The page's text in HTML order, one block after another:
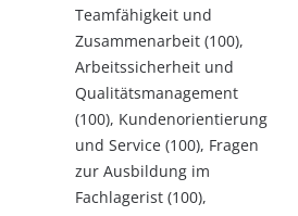
Teamfähigkeit und
Zusammenarbeit (100),
Arbeitssicherheit und
Qualitätsmanagement
(100), Kundenorientierung
und Service (100), Fragen
zur Ausbildung im
Fachlagerist (100),